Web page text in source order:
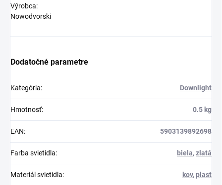
Výrobca:
Nowodvorski
Dodatočné parametre
Kategória: Downlight
Hmotnosť: 0.5 kg
EAN: 5903139892698
Farba svietidla: biela,zlatá
Materiál svietidla: kov,plast